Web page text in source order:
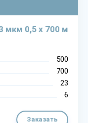
мкм 0,5 х 700 м
500
700
23
6
Заказать